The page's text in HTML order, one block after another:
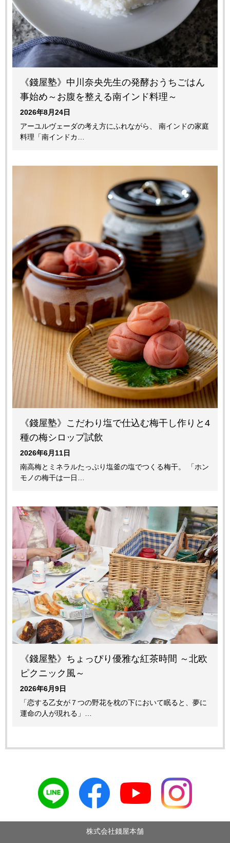
《錢屋塾》中川奈央先生の発酵おうちごはん
事始め～お腹を整える南インド料理～
2026年8月24日
アーユルヴェーダの考え方にふれながら、 南インドの家庭
料理「南インドカ…
《錢屋塾》こだわり塩で仕込む梅干し作りと4
種の梅シロップ試飲
2026年6月11日
南高梅とミネラルたっぷり塩釜の塩でつくる梅干。 「ホン
モノの梅干は一日…
《錢屋塾》ちょっぴり優雅な紅茶時間 ～北欧
ピクニック風～
2026年6月9日
「恋する乙女が７つの野花を枕の下において眠ると、夢に
運命の人が現れる」…
株式会社錢屋本舗